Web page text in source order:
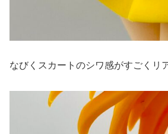
なびくスカートのシワ感がすごくリ